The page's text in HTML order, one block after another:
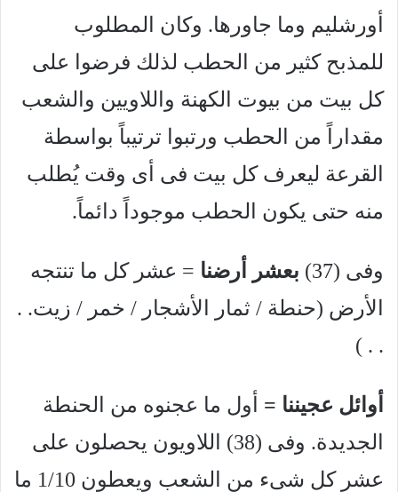
أورشليم وما جاورها. وكان المطلوب
للمذبح كثير من الحطب لذلك فرضوا على
كل بيت من بيوت الكهنة واللاويين والشعب
مقداراً من الحطب ورتبوا ترتيباً بواسطة
القرعة ليعرف كل بيت فى أى وقت يُطلب
منه حتى يكون الحطب موجوداً دائماً.
وفى (37) بعشر أرضنا = عشر كل ما تنتجه
الأرض (حنطة / ثمار الأشجار / خمر / زيت. .
. . )
أوائل عجيننا = أول ما عجنوه من الحنطة
الجديدة. وفى (38) اللاويون يحصلون على
عشر كل شىء من الشعب ويعطون 1/10 ما